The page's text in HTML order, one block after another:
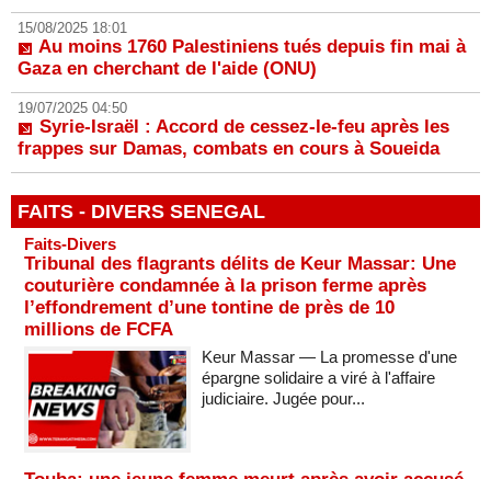
15/08/2025 18:01
Au moins 1760 Palestiniens tués depuis fin mai à
Gaza en cherchant de l'aide (ONU)
19/07/2025 04:50
Syrie-Israël : Accord de cessez-le-feu après les
frappes sur Damas, combats en cours à Soueida
FAITS - DIVERS SENEGAL
Faits-Divers
Tribunal des flagrants délits de Keur Massar: Une
couturière condamnée à la prison ferme après
l’effondrement d’une tontine de près de 10
millions de FCFA
Keur Massar — La promesse d'une
épargne solidaire a viré à l'affaire
judiciaire. Jugée pour...